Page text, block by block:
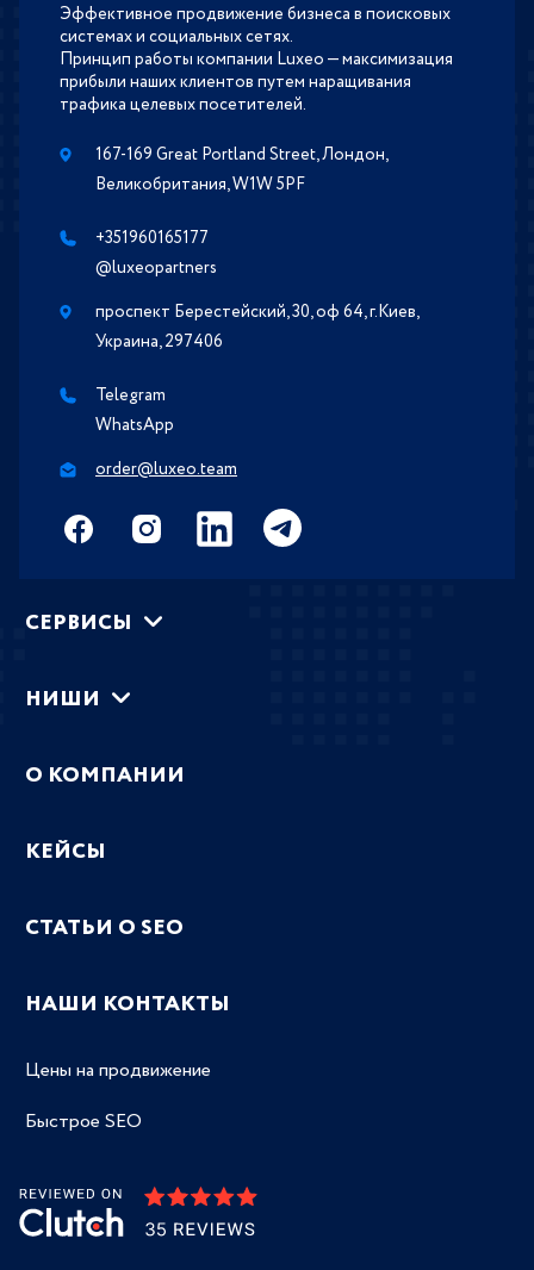
Эффективное продвижение бизнеса в поисковых
системах и социальных сетях.
Принцип работы компании Luxeo — максимизация
прибыли наших клиентов путем наращивания
трафика целевых посетителей.
167-169 Great Portland Street, Лондон,
Великобритания, W1W 5PF
+351960165177
@luxeopartners
проспект Берестейский, 30, оф 64, г.Киев,
Украина, 297406
Telegram
WhatsApp
order@luxeo.team
СЕРВИСЫ
НИШИ
О КОМПАНИИ
КЕЙСЫ
СТАТЬИ О SEO
НАШИ КОНТАКТЫ
Цены на продвижение
Быстрое SEO